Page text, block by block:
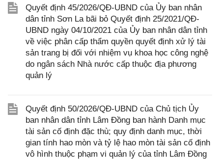
Quyết định 45/2026/QĐ-UBND của Ủy ban nhân
dân tỉnh Sơn La bãi bỏ Quyết định 25/2021/QĐ-
UBND ngày 04/10/2021 của Ủy ban nhân dân tỉnh
về việc phân cấp thẩm quyền quyết định xử lý tài
sản trang bị đối với nhiệm vụ khoa học công nghệ
do ngân sách Nhà nước cấp thuộc địa phương
quản lý
Quyết định 50/2026/QĐ-UBND của Chủ tịch Ủy
ban nhân dân tỉnh Lâm Đồng ban hành Danh mục
tài sản cố định đặc thù; quy định danh mục, thời
gian tính hao mòn và tỷ lệ hao mòn tài sản cố định
vô hình thuộc phạm vi quản lý của tỉnh Lâm Đồng